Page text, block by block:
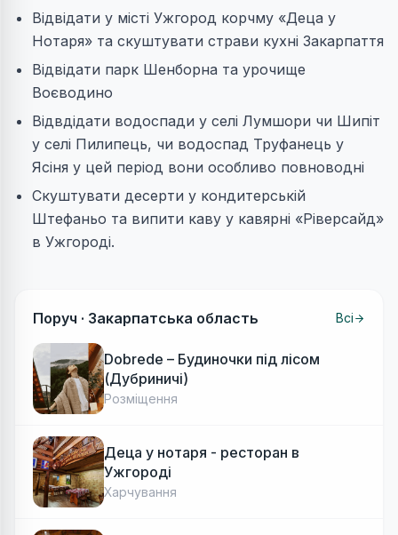
Відвідати у місті Ужгород корчму «Деца у
Нотаря» та скуштувати страви кухні Закарпаття
Відвідати парк Шенборна та урочище
Воєводино
Відвдідати водоспади у селі Лумшори чи Шипіт
у селі Пилипець, чи водоспад Труфанець у
Ясіня у цей період вони особливо повноводні
Скуштувати десерти у кондитерській
Штефаньо та випити каву у кавярні «Ріверсайд»
в Ужгороді.
Поруч · Закарпатська область Всі
Dobrede – Будиночки під лісом
(Дубриничі)
Розміщення
Деца у нотаря - ресторан в
Ужгороді
Харчування